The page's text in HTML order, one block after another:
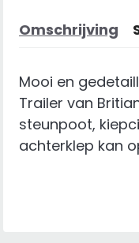
Omschrijving
Mooi en
Trailer van
steunpoot,
achterklep kan